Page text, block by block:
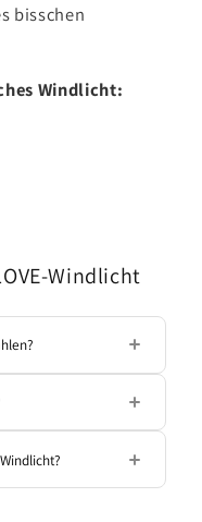
bisschen
Windlicht:
Windlicht
ganz einfach
Gravur
warm und